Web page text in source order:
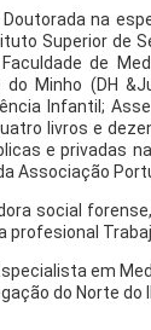
na
Superior de
de
do Minho (DH
Infantil;
livros e
e privadas
Associação
social
profesional
em
do Norte do